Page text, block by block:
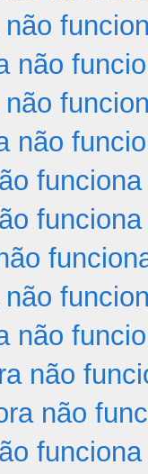
não
não
funciona
funciona
não
não
não
funciona